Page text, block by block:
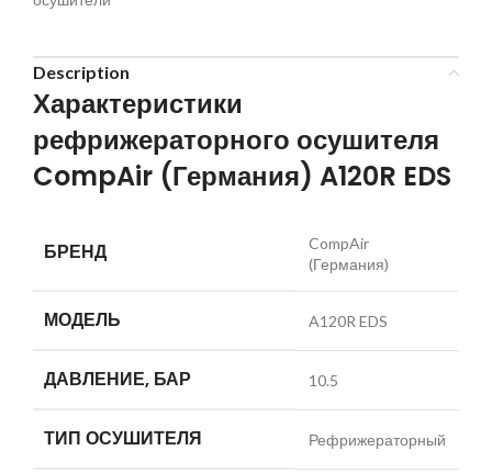
Description
Характеристики
рефрижераторного осушителя
CompAir (Германия) A120R EDS
БРЕНД
CompAir
(Германия)
МОДЕЛЬ A120R EDS
ДАВЛЕНИЕ, БАР 10.5
ТИП ОСУШИТЕЛЯ Рефрижераторный